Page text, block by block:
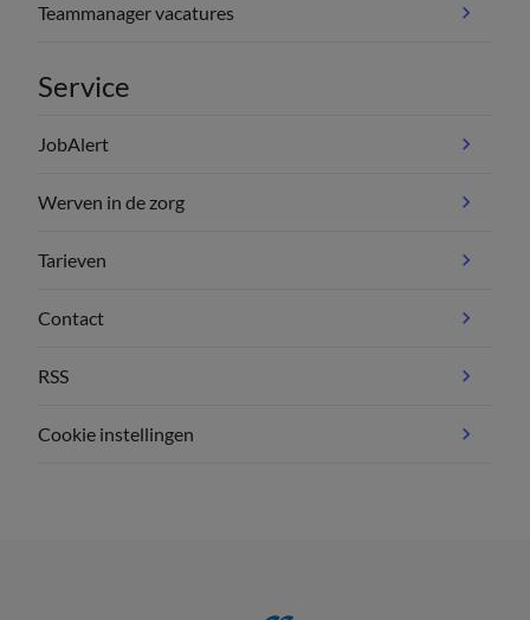
Teammanager vacatures
Service
JobAlert
Werven in de zorg
Tarieven
Contact
RSS
Cookie instellingen